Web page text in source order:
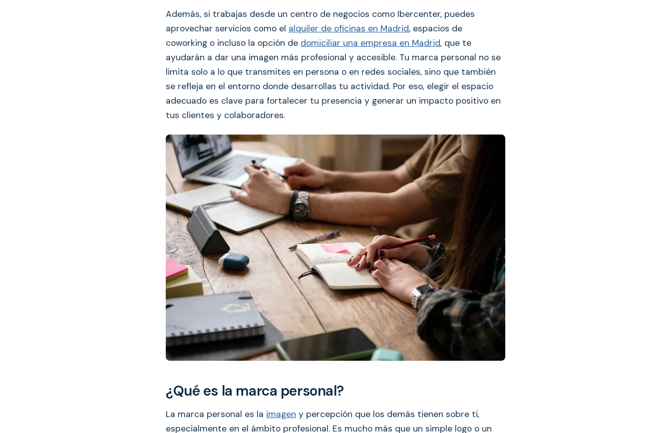
Además, si trabajas desde un centro de negocios como Ibercenter, puedes
aprovechar servicios como el alquiler de oficinas en Madrid, espacios de
coworking o incluso la opción de domiciliar una empresa en Madrid, que te
ayudarán a dar una imagen más profesional y accesible. Tu marca personal no se
limita solo a lo que transmites en persona o en redes sociales, sino que también
se refleja en el entorno donde desarrollas tu actividad. Por eso, elegir el espacio
adecuado es clave para fortalecer tu presencia y generar un impacto positivo en
tus clientes y colaboradores.
¿Qué es la marca personal?
La marca personal es la imagen y percepción que los demás tienen sobre ti,
especialmente en el ámbito profesional. Es mucho más que un simple logo o un